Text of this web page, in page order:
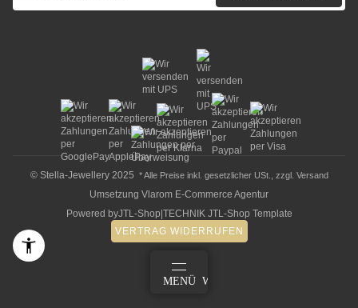
© Stella-Jewellery 2025 * Alle Preise inkl. gesetzlicher USt., zzgl. Versand
Umsetzung Vlarom E-Commerce Agentur
Powered byJTL-Shop TECHNIK JTL-Shop Template
VERTRAG WIDERRUFEN
MENÜ WARENKORB